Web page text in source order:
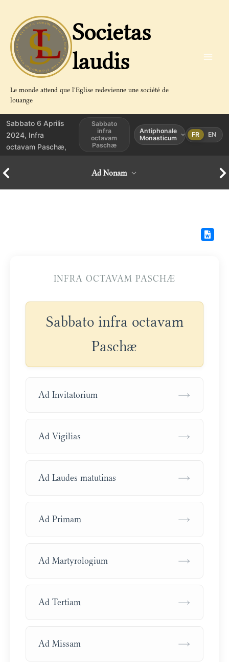
contenu
Societas
laudis
Le monde attend que l'Eglise redevienne une société de
louange
Sabbato 6 Aprilis
2024, Infra
octavam Paschæ,
Sabbato
infra
octavam
Paschæ
Antiphonale
Monasticum
FR EN
Ad Nonam
INFRA OCTAVAM PASCHÆ
Sabbato infra octavam
Paschæ
Ad Invitatorium →
Ad Vigilias →
Ad Laudes matutinas →
Ad Primam →
Ad Martyrologium →
Ad Tertiam →
Ad Missam →